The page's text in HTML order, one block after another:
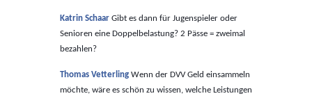
Katrin Schaar Gibt es dann für Jugenspieler oder
Senioren eine Doppelbelastung? 2 Pässe = zweimal
bezahlen?
Thomas Vetterling Wenn der DVV Geld einsammeln
möchte, wäre es schön zu wissen, welche Leistungen